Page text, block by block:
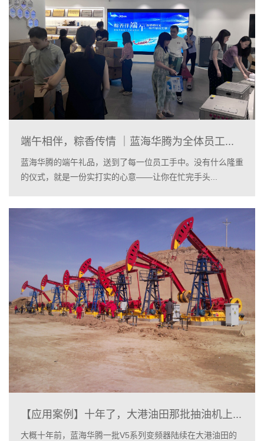
端午相伴，粽香传情 ｜蓝海华腾为全体员工...
蓝海华腾的端午礼品，送到了每一位员工手中。没有什么隆重
的仪式，就是一份实打实的心意——让你在忙完手头...
【应用案例】十年了，大港油田那批抽油机上...
大概十年前，蓝海华腾一批V5系列变频器陆续在大港油田的